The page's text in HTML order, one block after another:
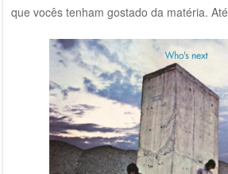
que vocês tenham gostado da matéria.